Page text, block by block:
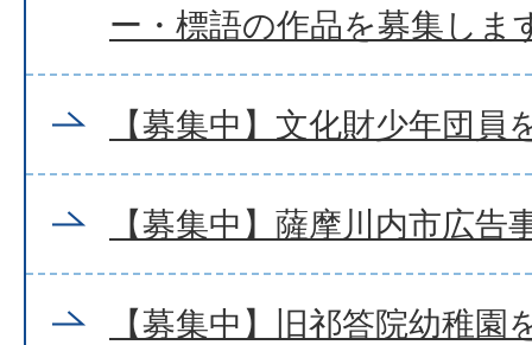
ー・標語の作品を募集しま
【募集中】文化財少年団員
【募集中】薩摩川内市広告
【募集中】旧祁答院幼稚